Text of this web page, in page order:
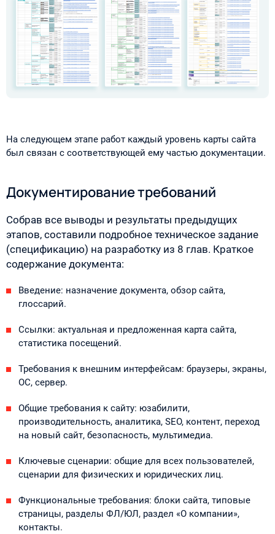
На следующем этапе работ каждый уровень карты сайта
был связан с соответствующей ему частью документации.
Документирование требований
Собрав все выводы и результаты предыдущих
этапов, составили подробное техническое задание
(спецификацию) на разработку из 8 глав. Краткое
содержание документа:
Введение: назначение документа, обзор сайта,
глоссарий.
Ссылки: актуальная и предложенная карта сайта,
статистика посещений.
Требования к внешним интерфейсам: браузеры, экраны,
ОС, сервер.
Общие требования к сайту: юзабилити,
производительность, аналитика, SEO, контент, переход
на новый сайт, безопасность, мультимедиа.
Ключевые сценарии: общие для всех пользователей,
сценарии для физических и юридических лиц.
Функциональные требования: блоки сайта, типовые
страницы, разделы ФЛ/ЮЛ, раздел «О компании»,
контакты.